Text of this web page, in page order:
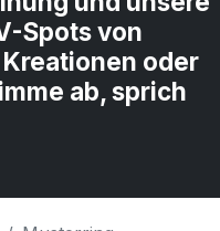
Spots von
oder
ab, sprich